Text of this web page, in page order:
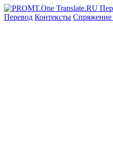
Перевод Контексты Спряжение